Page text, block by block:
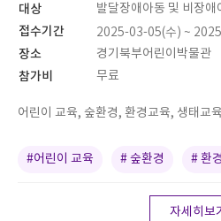
대상 발달장애아동 및 비장
접수기간 2025-03-05(수) ~
장소 경기북부어린이박물관
참가비 무료
어린이 교육, 숲환경, 환경교육, 생태교육
#어린이 교육 # 숲환경 # 환
자세히보기